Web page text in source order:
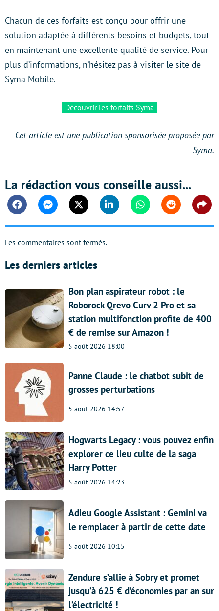
Chacun de ces forfaits est conçu pour offrir une
solution adaptée à différents besoins et budgets, tout
en maintenant une excellente qualité de service. Pour
plus d’informations, n’hésitez pas à visiter le site de
Syma Mobile.
Découvrir les forfaits Syma
Cet article est une publication sponsorisée proposée par
Syma.
La rédaction vous conseille aussi...
FacebookMessengerTwitter Linkedin WhatsappReddit
Les commentaires sont fermés.
Les derniers articles
Bon plan aspirateur robot : le
Roborock Qrevo Curv 2 Pro et sa
station multifonction profite de 400
€ de remise sur Amazon !
5 août 2026 18:00
Panne Claude : le chatbot subit de
grosses perturbations
5 août 2026 14:57
Hogwarts Legacy : vous pouvez enfin
explorer ce lieu culte de la saga
Harry Potter
5 août 2026 14:23
Adieu Google Assistant : Gemini va
le remplacer à partir de cette date
5 août 2026 10:15
Zendure s’allie à Sobry et promet
jusqu’à 625 € d’économies par an sur
l’électricité !